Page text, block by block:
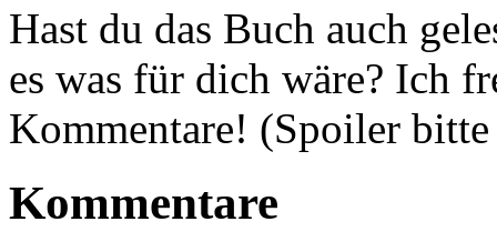
Hast du das Buch auch
es was für dich wäre? Ich
Kommentare! (Spoiler
Kommentare